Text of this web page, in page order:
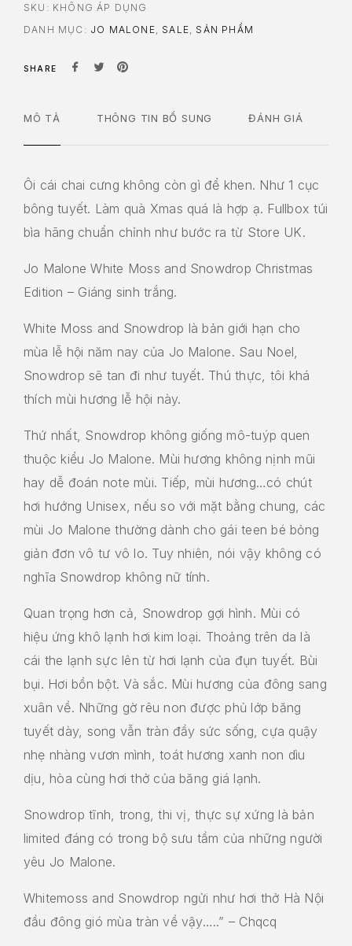
SKU: KHÔNG ÁP DỤNG
DANH MỤC: JO MALONE SALE SẢN PHẨM
SHARE
MÔ TẢ THÔNG TIN BỔ SUNG ĐÁNH GIÁ
Ôi cái chai cưng không còn gì để khen. Như 1 cục
bông tuyết. Làm quà Xmas quá là hợp ạ. Fullbox túi
bìa hãng chuẩn chỉnh như bước ra từ Store UK.
Jo Malone White Moss and Snowdrop Christmas
Edition – Giáng sinh trắng.
White Moss and Snowdrop là bản giới hạn cho
mùa lễ hội năm nay của Jo Malone. Sau Noel,
Snowdrop sẽ tan đi như tuyết. Thú thực, tôi khá
thích mùi hương lễ hội này.
Thứ nhất, Snowdrop không giống mô-tuýp quen
thuộc kiểu Jo Malone. Mùi hương không nịnh mũi
hay dễ đoán note mùi. Tiếp, mùi hương…có chút
hơi hướng Unisex, nếu so với mặt bằng chung, các
mùi Jo Malone thường dành cho gái teen bé bỏng
giản đơn vô tư vô lo. Tuy nhiên, nói vậy không có
nghĩa Snowdrop không nữ tính.
Quan trọng hơn cả, Snowdrop gợi hình. Mùi có
hiệu ứng khô lạnh hơi kim loại. Thoảng trên da là
cái the lạnh sực lên từ hơi lạnh của đụn tuyết. Bùi
bụi. Hơi bồn bột. Và sắc. Mùi hương của đông sang
xuân về. Những gờ rêu non được phủ lớp băng
tuyết dày, song vẫn tràn đầy sức sống, cựa quậy
nhẹ nhàng vươn mình, toát hương xanh non dìu
dịu, hòa cùng hơi thở của băng giá lạnh.
Snowdrop tĩnh, trong, thi vị, thực sự xứng là bản
limited đáng có trong bộ sưu tầm của những người
yêu Jo Malone.
Whitemoss and Snowdrop ngửi như hơi thở Hà Nội
đầu đông gió mùa tràn về vậy…..” – Chqcq